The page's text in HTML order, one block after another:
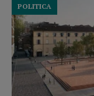
POLITICA